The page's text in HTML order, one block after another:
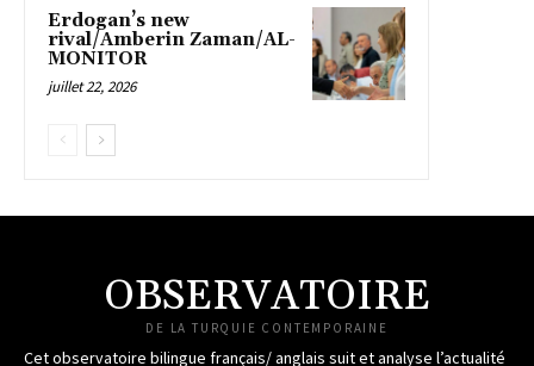
Erdogan’s new
rival/Amberin Zaman/AL-
MONITOR
juillet 22, 2026
OBSERVATOIRE
DE LA TURQUIE CONTEMPORAINE
Cet observatoire bilingue français/ anglais suit et analyse l’actualité